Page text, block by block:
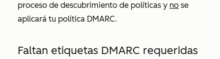
proceso de descubrimiento de políticas y no se
aplicará tu política DMARC.
Faltan etiquetas DMARC requeridas